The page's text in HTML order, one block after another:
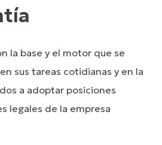
la base y el motor que se
sus tareas cotidianas y en la
a adoptar posiciones
legales de la empresa